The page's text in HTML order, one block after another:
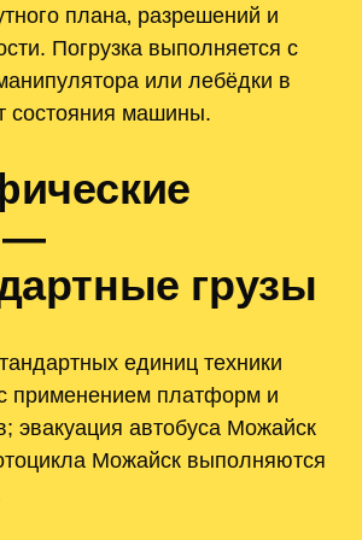
плана‚ разрешений и
Погрузка выполняется с
или лебёдки в
состояния машины.
—
грузы
единиц техники
применением платформ и
эвакуация автобуса Можайск
Можайск выполняются